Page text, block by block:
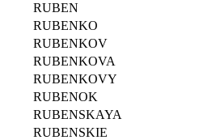
RUBEN
RUBENKO
RUBENKOV
RUBENKOVA
RUBENKOVY
RUBENOK
RUBENSKAYA
RUBENSKIE